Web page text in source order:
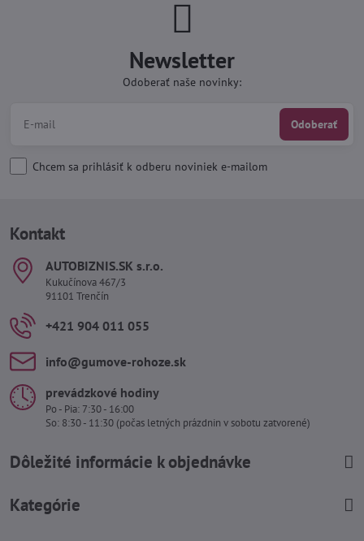
Newsletter
Odoberať naše novinky:
Odoberať
Chcem sa prihlásiť k odberu noviniek e-mailom
Kontakt
AUTOBIZNIS​.SK s​.r​.o​.
Kukučínova 467/3
91101 Trenčín
+421 904 011 055
info​@gumove-rohoze​.sk
prevádzkové hodiny
Po - Pia: 7:30 - 16:00
So: 8:30 - 11:30 (počas letných prázdnin v sobotu zatvorené)
Dôležité informácie k objednávke
Kategórie